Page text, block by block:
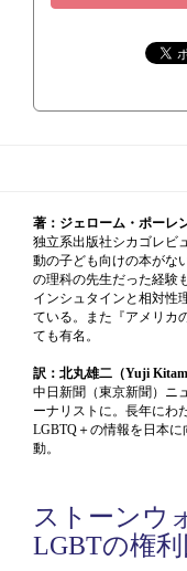
著：ジェローム・ポーレ
独立系出版社シカゴレビ
動の子ども向けの本がな
の理科の先生だった経験
インシュタインと相対性
ている。また『アメリカ
ても有名。
訳：北丸雄二（Yuji
中日新聞（東京新聞）ニ
ーナリストに。長年にわ
LGBTQ＋の情報を日本
動。
ストーンウ
LGBTの権